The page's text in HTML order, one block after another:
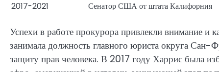
2017-2021
Сенатор США от штата Калифорния
Успехи в работе прокурора привлекли внимание
занимала должность главного юриста округа Сан-
защиту прав человека. В 2017 году Харрис была